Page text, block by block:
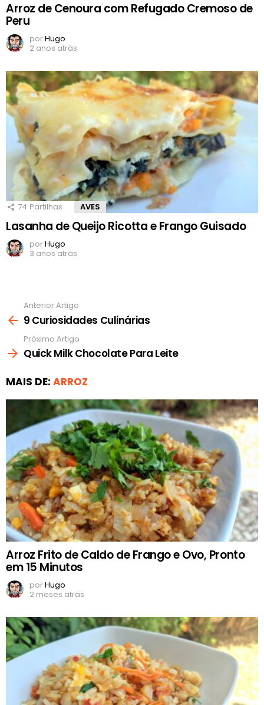
Arroz de Cenoura com Refugado Cremoso de
Peru
porHugo
2 anos atrás
74 Partilhas AVES
Lasanha de Queijo Ricotta e Frango Guisado
porHugo
3 anos atrás
mais
Anterior Artigo
9 Curiosidades Culinárias
Próximo Artigo
Quick Milk Chocolate Para Leite
MAIS DE: ARROZ
Arroz Frito de Caldo de Frango e Ovo, Pronto
em 15 Minutos
porHugo
2 meses atrás